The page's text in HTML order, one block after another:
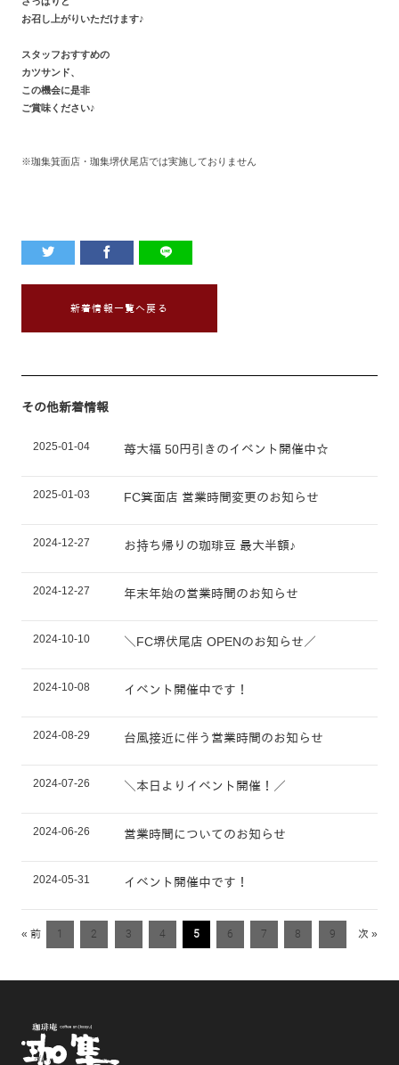
お召し上がりいただけます♪
スタッフおすすめの
カツサンド、
この機会に是非
ご賞味ください♪
※珈集箕面店・珈集堺伏尾店では実施しておりません
新着情報一覧へ戻る
その他新着情報
2025-01-04 苺大福 50円引きのイベント開催中☆
2025-01-03 FC箕面店 営業時間変更のお知らせ
2024-12-27 お持ち帰りの珈琲豆 最大半額♪
2024-12-27 年末年始の営業時間のお知らせ
2024-10-10 ＼FC堺伏尾店 OPENのお知らせ／
2024-10-08 イベント開催中です！
2024-08-29 台風接近に伴う営業時間のお知らせ
2024-07-26 ＼本日よりイベント開催！／
2024-06-26 営業時間についてのお知らせ
2024-05-31 イベント開催中です！
« 前 1 2 3 4 5 6 7 8 9 次 »